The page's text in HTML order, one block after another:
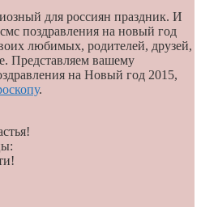
для россиян праздник. И
поздравления на новый год
любимых, родителей, друзей,
Представляем вашему
на Новый год 2015,
.